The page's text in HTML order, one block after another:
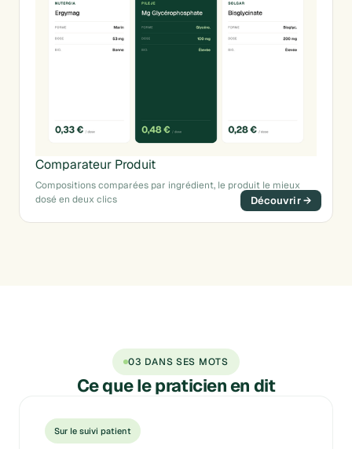
Comparateur Produit
Compositions comparées par ingrédient, le produit le mieux
dosé en deux clics
03 DANS SES MOTS
Ce quele praticienen dit
Sur le suivi patient